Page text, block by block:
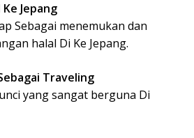
Jepang
Sebagai menemukan dan
halal Di Ke Jepang.
Traveling
yang sangat berguna Di